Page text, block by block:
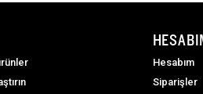
Hesabım
Siparişler